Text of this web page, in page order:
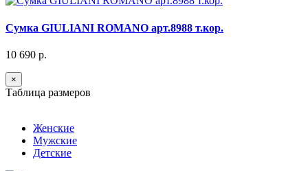
Сумка GIULIANI ROMANO арт.8988 т.кор.
10 690 р.
×
Таблица размеров
Женские
Мужские
Детские